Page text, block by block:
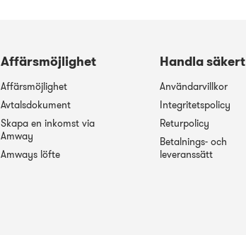
Affärsmöjlighet
Affärsmöjlighet
Avtalsdokument
Skapa en inkomst via
Amway
Amways löfte
Handla säkert
Användarvillkor
Integritetspolicy
Returpolicy
Betalnings- och
leveranssätt